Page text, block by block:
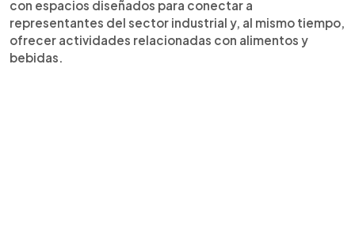
con espacios diseñados para conectar a
representantes del sector industrial y, al mismo tiempo,
ofrecer actividades relacionadas con alimentos y
bebidas.